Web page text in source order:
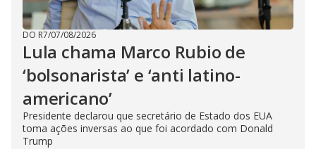
DO R7/07/08/2026
Lula chama Marco Rubio de
‘bolsonarista’ e ‘anti latino-
americano’
Presidente declarou que secretário de Estado dos EUA
toma ações inversas ao que foi acordado com Donald
Trump